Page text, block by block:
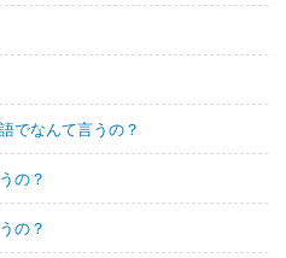
でなんて言うの？
の？
の？